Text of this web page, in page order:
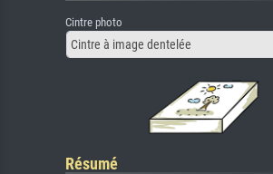
Cintre photo
Cintre à image dentelée
Résumé